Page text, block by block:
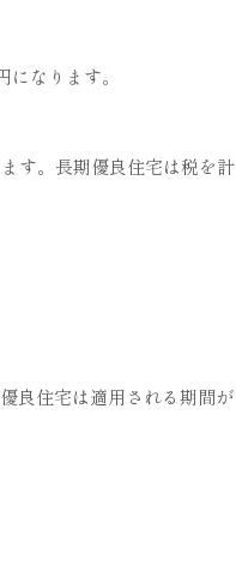
なります。
す。長期優良住宅は税を計
良住宅は適用される期間が